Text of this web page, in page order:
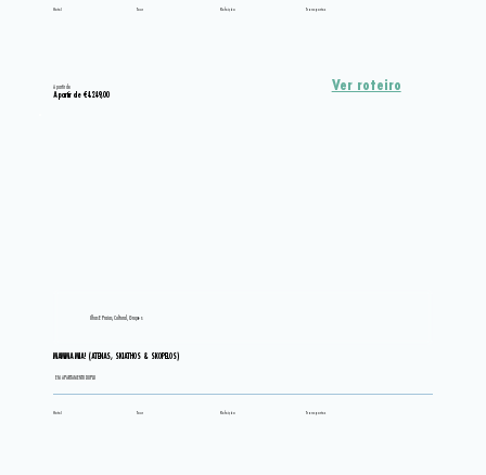
Ver roteiro
A partir de €4.249,00
A partir de
Hotel Tour Refeição Transportes
Ilhas E Praias, Cultural, Grupos
MAMMA MIA! (ATENAS, SKIATHOS & SKOPELOS)
EM APARTAMENTO DUPLO
Hotel Tour Refeição Transportes